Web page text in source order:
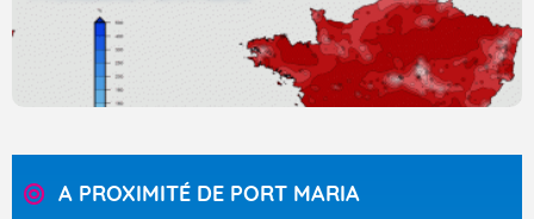
A PROXIMITÉ DE PORT MARIA